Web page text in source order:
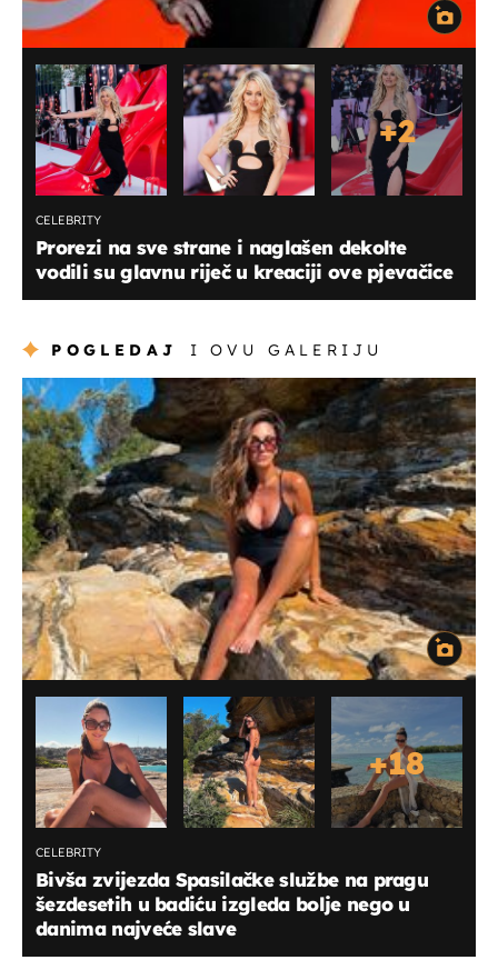
+2
CELEBRITY
Prorezi na sve strane i naglašen dekolte
vodili su glavnu riječ u kreaciji ove pjevačice
POGLEDAJ I OVU GALERIJU
+18
CELEBRITY
Bivša zvijezda Spasilačke službe na pragu
šezdesetih u badiću izgleda bolje nego u
danima najveće slave